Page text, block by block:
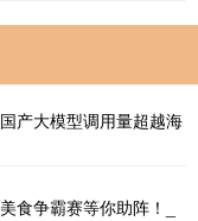
产大模型调用量超越海
食争霸赛等你助阵！_